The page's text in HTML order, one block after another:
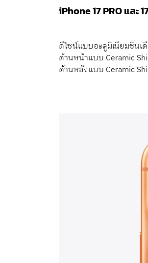
iPhone 17 PRO และ
ดีไซน์แบบอะลูมิเนียมชิ้นเ
ด้านหน้าแบบ Ceramic
ด้านหลังแบบ Ceramic